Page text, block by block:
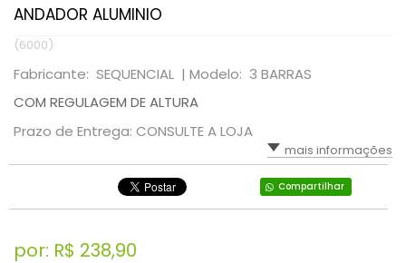
ANDADOR ALUMINIO
(6000)
Fabricante: SEQUENCIAL | Modelo: 3 BARRAS
COM REGULAGEM DE ALTURA
Prazo de Entrega: CONSULTE A LOJA
mais informações
Compartilhar
por: R$ 238,90